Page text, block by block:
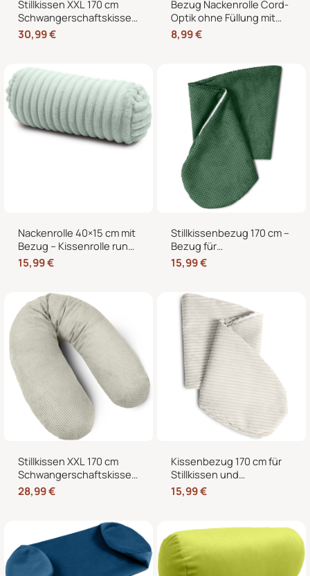
Stillkissen XXL 170 cm
Schwangerschaftskissen
Seitenschläferkissen U-
Form – Lagerungskissen
abnehmbarem Bezug
30,99€
Bezug Nackenrolle Cord-
Optik ohne Füllung mit
Reißverschluss 40 x 15
cm – Ersatzbezug für
Kissenrollen
8,99€
Nackenrolle 40×15 cm mit
Bezug – Kissenrolle rund,
weich, Dekokissen Rolle
für Bett & Sofa
15,99€
Stillkissenbezug 170 cm –
Bezug für
Seitenschläferkissen und
Schwangerschaftskissen
15,99€
Stillkissen XXL 170 cm
Schwangerschaftskissen
Seitenschläferkissen U-
Form mit abnehmbarem
28,99€
Kissenbezug 170 cm für
Stillkissen und
Seitenschläferkissen –
weicher Ersatzbezug mit
15,99€